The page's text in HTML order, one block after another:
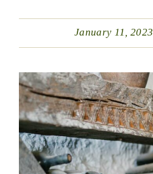
January 11, 2023